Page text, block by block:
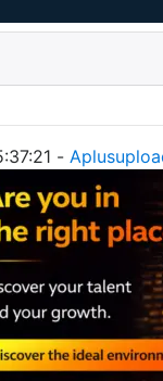
-
linkek
jelentsd
és felirat